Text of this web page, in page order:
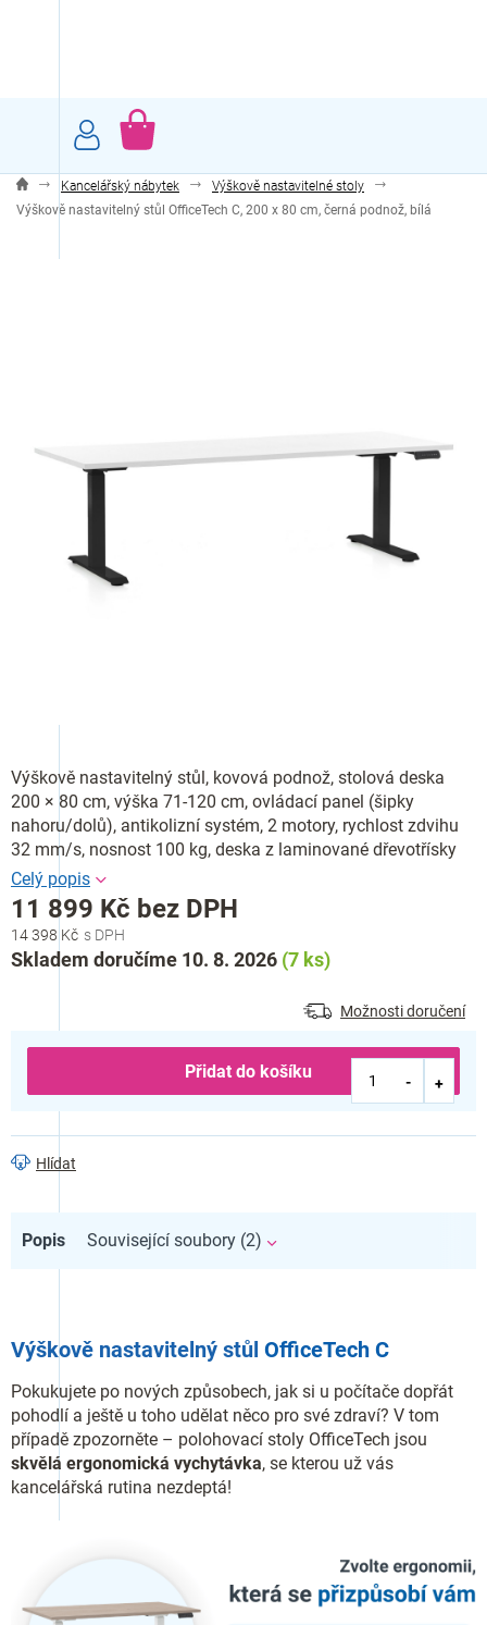
NÁKUPNÍ
Kancelářský nábytek
Výškově nastavitelné stoly
Výškově nastavitelný stůl OfficeTech C, 200 x 80 cm, černá podnož, bílá
14 398 Kč
11 899 Kč bez DPH
Měrná
cena:
Skladem doručíme 10. 8. 2026 (7 ks)
Možnosti doručení
Přidat do košíku
Výškově nastavitelný stůl, kovová podnož, stolová deska
200 × 80 cm, výška 71-120 cm, ovládací panel (šipky
nahoru/dolů), antikolizní systém, 2 motory, rychlost zdvihu
32 mm/s, nosnost 100 kg, deska z laminované dřevotřísky
Hlídat
Popis Související soubory (2)
Výškově nastavitelný stůl OfficeTech C
Pokukujete po nových způsobech, jak si u počítače dopřát
pohodlí a ještě u toho udělat něco pro své zdraví? V tom
případě zpozorněte – polohovací stoly OfficeTech jsou
skvělá ergonomická vychytávka, se kterou už vás
kancelářská rutina nezdeptá!